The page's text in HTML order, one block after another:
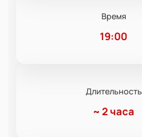
Время
19:00
Длительность
~ 2 часа